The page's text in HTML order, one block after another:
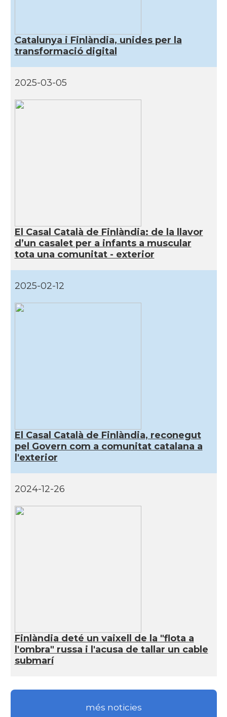
Catalunya i Finlàndia, unides per la
transformació digital
2025-03-05
El Casal Català de Finlàndia: de la llavor
d’un casalet per a infants a muscular
tota una comunitat - exterior
2025-02-12
El Casal Català de Finlàndia, reconegut
pel Govern com a comunitat catalana a
l'exterior
2024-12-26
Finlàndia deté un vaixell de la "flota a
l'ombra" russa i l'acusa de tallar un cable
submarí
més noticies